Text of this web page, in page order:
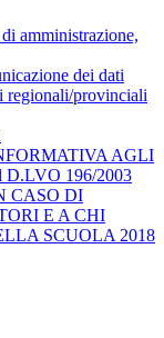
amministrazione,
dei dati
regionali/provinciali
AGLI
D.LVO 196/2003
CASO DI
E A CHI
SCUOLA 2018